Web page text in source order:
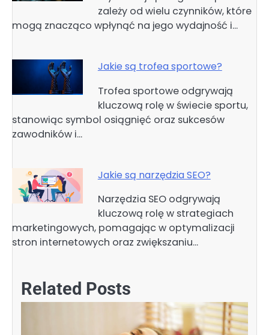
zależy od wielu czynników, które
mogą znacząco wpłynąć na jego wydajność i…
Jakie są trofea sportowe?
Trofea sportowe odgrywają
kluczową rolę w świecie sportu,
stanowiąc symbol osiągnięć oraz sukcesów
zawodników i…
Jakie są narzędzia SEO?
Narzędzia SEO odgrywają
kluczową rolę w strategiach
marketingowych, pomagając w optymalizacji
stron internetowych oraz zwiększaniu…
Related Posts